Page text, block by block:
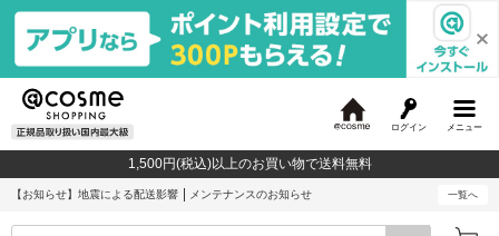
メニュー
ログイン
c
o
1,500円(税込)以上のお買い物で送料無料
【お知らせ】 地震による配送影響 メンテナンスのお知らせ 一覧へ